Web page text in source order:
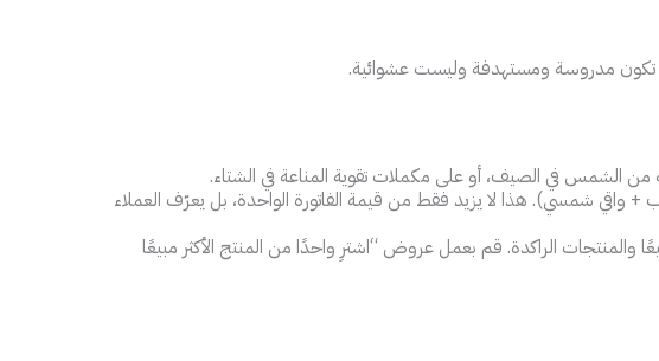
تكون مدروسة ومستهدفة وليست عشوائية.
الشمس في الصيف، أو على مكملات تقوية المناعة في الشتاء.
شمسي). هذا لا يزيد فقط من قيمة الفاتورة الواحدة، بل يعرّف العملاء
والمنتجات الراكدة. قم بعمل عروض “اشترِ واحدًا من المنتج الأكثر مبيعًا